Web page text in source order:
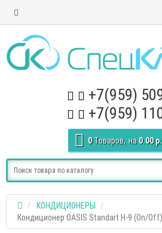
+7(959)
+7(959)
0 Tоваров, на 0.00 р.
КОНДИЦИОНЕРЫ
Кондиционер OASIS Standart H-9 (On/Off)